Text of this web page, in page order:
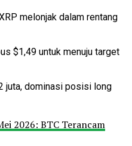
melonjak dalam rentang
$1,49 untuk menuju target
juta, dominasi posisi long
2026: BTC Terancam